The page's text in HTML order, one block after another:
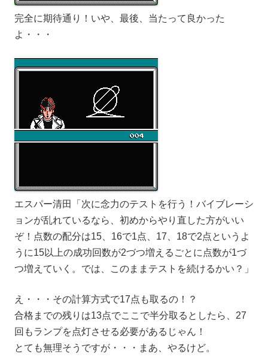
完全に期待通り！いや、最後、当たって良かった
よ・・・
エスパー清田「次に念力のテストを行う！バイブレーシ
ョンが乱れているなら、初めからやり直した方がいい
ぞ！点数の配分は15、16で1点、17、18で2点というよ
うに15以上の成功回数が2づつ増えるごとに点数が1づ
つ増えていく。では、このままテストを続けるかい？」
え・・・その計算方式で17点も取るの！？
合格までの残りは13点でここで半分取るとしたら、27
回もランプを点灯させる必要があるじゃん！
とても無理そうですが・・・まあ、やるけど。